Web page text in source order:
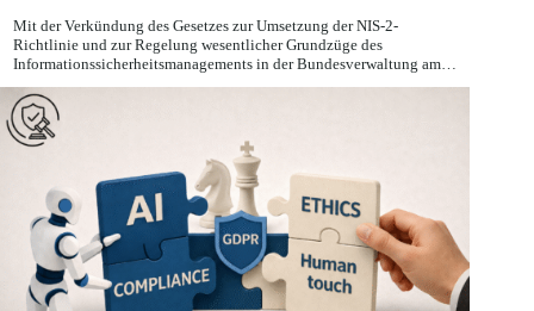
29.05.2026
Mit der Verkündung des Gesetzes zur Umsetzung der NIS-2-
Richtlinie und zur Regelung wesentlicher Grundzüge des
Informationssicherheitsmanagements in der Bundesverwaltung am…